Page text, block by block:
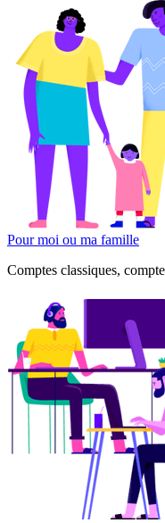
Pour moi ou ma famille
Comptes classiques,